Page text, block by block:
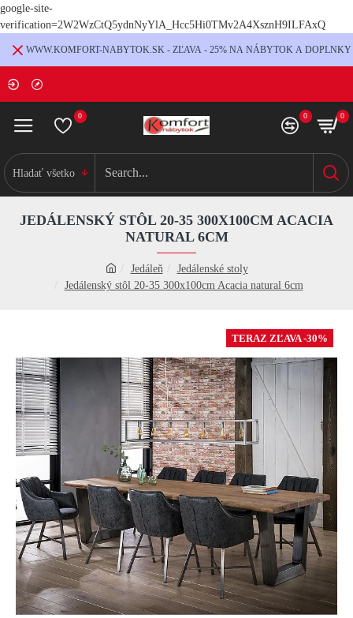
google-site-
verification=2W2WzCtQ5ydnNyYlA_Hcc5Hi0TMv2A4XsznH9ILFAxQ
WWW.KOMFORT-NABYTOK.SK - ZĽAVA - 25% NA NÁBYTOK A DOPLNKY
0 0 0
Hladať všetko
Jedáleň
Jedálenské stoly
Jedálenský stôl 20-35 300x100cm Acacia natural 6cm
JEDÁLENSKÝ STÔL 20-35 300X100CM ACACIA
NATURAL 6CM
TERAZ ZĽAVA -30%